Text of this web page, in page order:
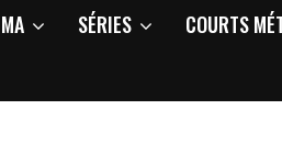
SÉRIES COURTS